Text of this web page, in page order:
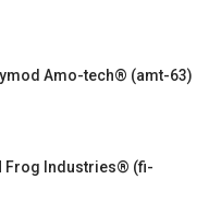
Amo-tech® (amt-63)
Frog Industries® (fi-